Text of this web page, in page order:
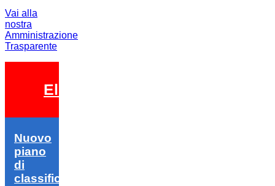
Vai alla
nostra
Amministrazione
Trasparente
Elezioni 2026
Nuovo
piano
di
classifica